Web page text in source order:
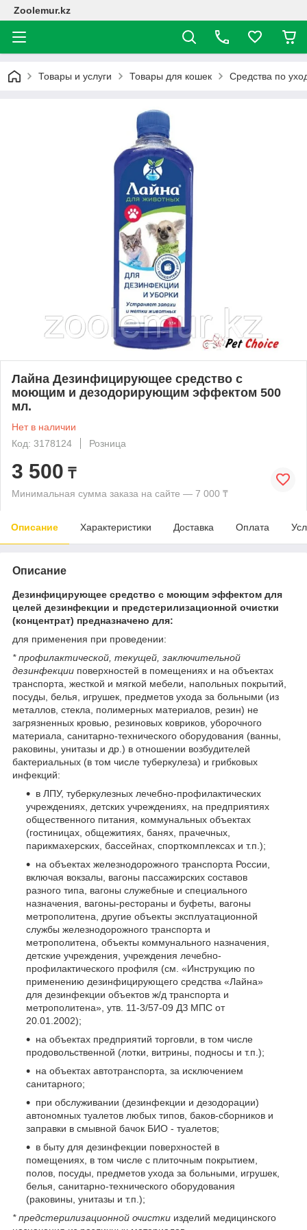
Zoolemur.kz
Товары и услуги Товары для кошек Средства по
Лайна Дезинфицирующее средство с
моющим и дезодорирующим эффектом 500
мл.
Нет в наличии
Код: 3178124
Розница
3 500 ₸
Минимальная сумма заказа на сайте — 7 000 ₸
Описание Характеристики Доставка Оплата
Описание
Дезинфицирующее средство с моющим эффектом для
целей дезинфекции и предстерилизационной очистки
(концентрат) предназначено для:
для применения при проведении:
* профилактической, текущей, заключительной
дезинфекции поверхностей в помещениях и на объектах
транспорта, жесткой и мягкой мебели, напольных покрытий,
посуды, белья, игрушек, предметов ухода за больными (из
металлов, стекла, полимерных материалов, резин) не
загрязненных кровью, резиновых ковриков, уборочного
материала, санитарно-технического оборудования (ванны,
раковины, унитазы и др.) в отношении возбудителей
бактериальных (в том числе туберкулеза) и грибковых
инфекций:
в ЛПУ, туберкулезных лечебно-профилактических
учреждениях, детских учреждениях, на предприятиях
общественного питания, коммунальных объектах
(гостиницах, общежитиях, банях, прачечных,
парикмахерских, бассейнах, спорткомплексах и т.п.);
на объектах железнодорожного транспорта России,
включая вокзалы, вагоны пассажирских составов
разного типа, вагоны служебные и специального
назначения, вагоны-рестораны и буфеты, вагоны
метрополитена, другие объекты эксплуатационной
службы железнодорожного транспорта и
метрополитена, объекты коммунального назначения,
детские учреждения, учреждения лечебно-
профилактического профиля (см. «Инструкцию по
применению дезинфицирующего средства «Лайна»
для дезинфекции объектов ж/д транспорта и
метрополитена», утв. 11-3/57-09 ДЗ МПС от
20.01.2002);
на объектах предприятий торговли, в том числе
продовольственной (лотки, витрины, подносы и т.п.);
на объектах автотранспорта, за исключением
санитарного;
при обслуживании (дезинфекции и дезодорации)
автономных туалетов любых типов, баков-сборников и
заправки в смывной бачок БИО - туалетов;
в быту для дезинфекции поверхностей в
помещениях, в том числе с плиточным покрытием,
полов, посуды, предметов ухода за больными, игрушек,
белья, санитарно-технического оборудования
(раковины, унитазы и т.п.);
* предстерилизационной очистки изделий медицинского